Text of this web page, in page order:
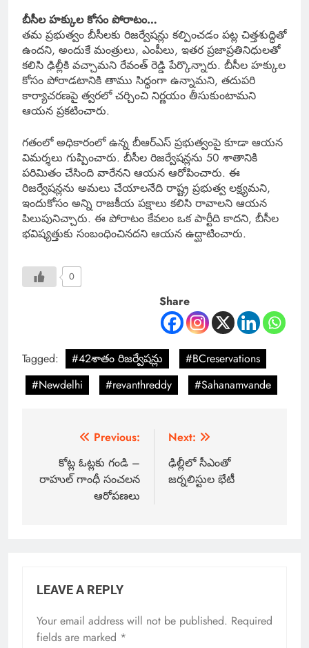
బీసీల హక్కుల కోసం పోరాటం…
తమ ప్రభుత్వం బీసీలకు రిజర్వేషన్లు కల్పించడం పట్ల చిత్తశుద్ధితో
ఉందని, అందుకే మంత్రులు, ఎంపీలు, ఇతర ప్రజాప్రతినిధులతో
కలిసి ఢిల్లీకి వచ్చామని రేవంత్ రెడ్డి పేర్కొన్నారు. బీసీల హక్కుల
కోసం పోరాడటానికి తాము సిద్ధంగా ఉన్నామని, తదుపరి
కార్యాచరణపై త్వరలో చర్చించి నిర్ణయం తీసుకుంటామని
ఆయన ప్రకటించారు.
గతంలో అధికారంలో ఉన్న బీఆర్ఎస్ ప్రభుత్వంపై కూడా ఆయన
విమర్శలు గుప్పించారు. బీసీల రిజర్వేషన్లను 50 శాతానికి
పరిమితం చేసింది వారేనని ఆయన ఆరోపించారు. ఈ
రిజర్వేషన్లను అమలు చేయాలనేది రాష్ట్ర ప్రభుత్వ లక్ష్యమని,
ఇందుకోసం అన్ని రాజకీయ పక్షాలు కలిసి రావాలని ఆయన
పిలుపునిచ్చారు. ఈ పోరాటం కేవలం ఒక పార్టీది కాదని, బీసీల
భవిష్యత్తుకు సంబంధించినదని ఆయన ఉద్ఘాటించారు.
0
Share
Tagged: #42శాతం రిజర్వేషన్లు
#BCreservations
#Newdelhi
#revanthreddy #Sahanamvande
Previous:
కోట్ల ఓట్లకు గండి –
రాహుల్ గాంధీ సంచలన
ఆరోపణలు
Next:
ఢిల్లీలో సీఎంతో
జర్నలిస్టుల భేటీ
LEAVE A REPLY
Your email address will not be published. Required
fields are marked *